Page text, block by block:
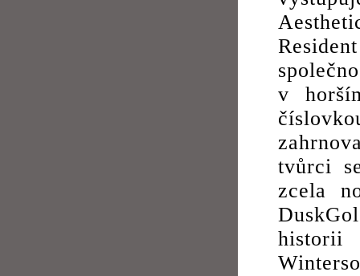
v
tvůrci
zcela